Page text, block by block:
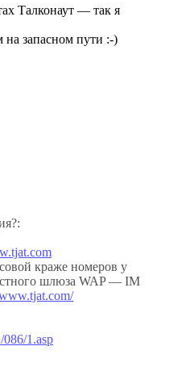
Талконаут — так я
на запасном пути :-)
краже номеров у
шлюза WAP — IM
1.asp